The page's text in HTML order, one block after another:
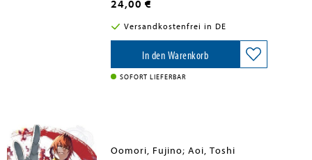
an, der sich genau wie Musashi einen
Namen als unbezwingbarer Kämpfer
gemacht hat. Er soll die wilde Bestie
Musashi niederstrecken und die Ehre
des Dojos verteidigen ...
24,00 €
Versandkostenfrei in DE
In den Warenkorb
SOFORT LIEFERBAR
Oomori, Fujino; Aoi, Toshi